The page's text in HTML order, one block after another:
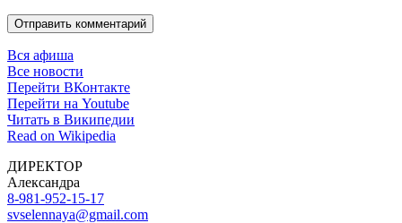
Отправить комментарий
Вся афиша
Все новости
Перейти ВКонтакте
Перейти на Youtube
Читать в Википедии
Read on Wikipedia
ДИРЕКТОР
Александра
8-981-952-15-17
svselennaya@gmail.com